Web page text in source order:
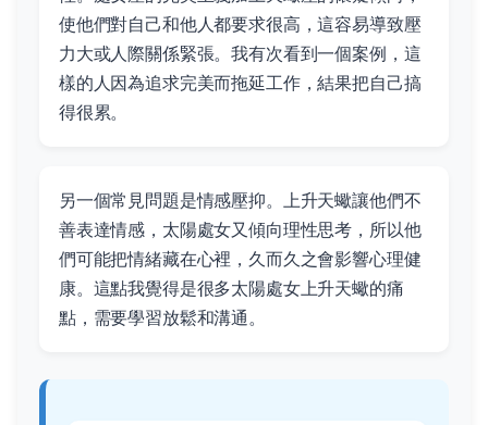
使他們對自己和他人都要求很高，這容易導致壓
力大或人際關係緊張。我有次看到一個案例，這
樣的人因為追求完美而拖延工作，結果把自己搞
得很累。
另一個常見問題是情感壓抑。上升天蠍讓他們不
善表達情感，太陽處女又傾向理性思考，所以他
們可能把情緒藏在心裡，久而久之會影響心理健
康。這點我覺得是很多太陽處女上升天蠍的痛
點，需要學習放鬆和溝通。